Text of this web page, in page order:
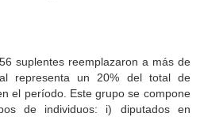
suplentes reemplazaron a más de
representa un 20% del total de
el período. Este grupo se compone
de individuos: i) diputados en